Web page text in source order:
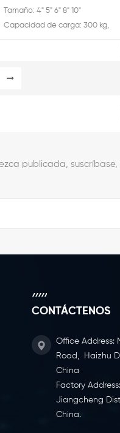
acero de estilo europeo
Tamaño: 4" 5" 6" 8" 10"
Capacidad de carga: 300 kg,
publicada,
CONTÁCTENOS
Office Address:
Road, Haizhu
China
Factory
Jiangcheng
China.